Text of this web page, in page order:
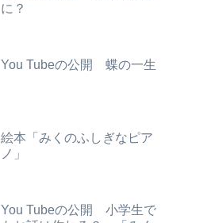
に？
You Tubeの公開 蝶の一生
絵本「みくのふしぎなピア
ノ」
You Tubeの公開 小学生で